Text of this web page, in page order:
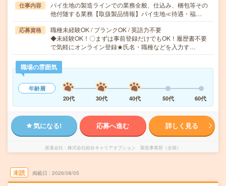
仕事内容
パイ生地の製造ラインでの業務全般、仕込み、梱包等その
他付随する業務【取扱製品情報】パイ生地≪待遇・福…
応募資格
職種未経験OK / ブランクOK / 英語力不要
◆未経験OK！〇まずは事前登録だけでもOK！履歴書不要
で気軽にオンライン登録★氏名・職種などを入力す…
職場の雰囲気
年齢層
20代
30代 40代 50代 60代
気になる! 応募へ進む 詳しく見る
派遣会社 株式会社綜合キャリアオプション 製造事業部（全国）
未読 掲載日 2026/08/05